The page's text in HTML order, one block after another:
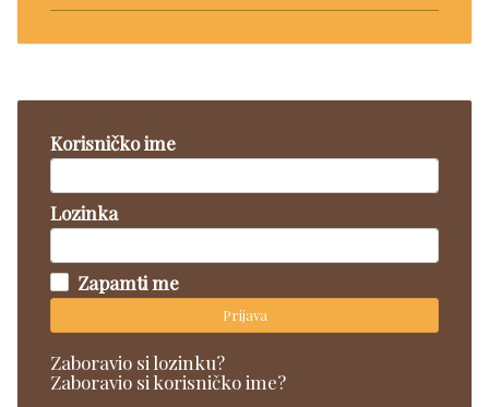
Korisničko ime
Lozinka
Zapamti me
Prijava
Zaboravio si lozinku?
Zaboravio si korisničko ime?